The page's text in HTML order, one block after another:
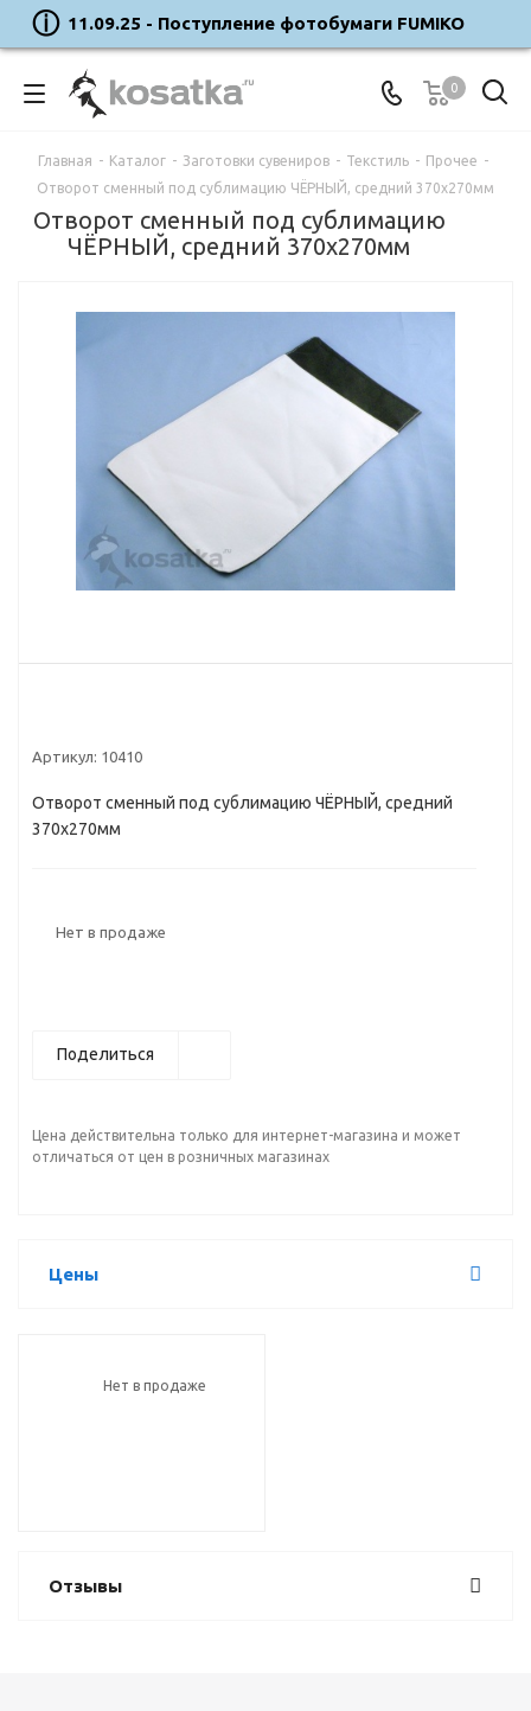
11.09.25 - Поступление фотобумаги FUMIKO
0
Главная - Каталог - Заготовки сувениров - Текстиль - Прочее -
Отворот сменный под сублимацию ЧЁРНЫЙ, средний 370х270мм
Отворот сменный под сублимацию
ЧЁРНЫЙ, средний 370х270мм
Артикул: 10410
Отворот сменный под сублимацию ЧЁРНЫЙ, средний
370х270мм
Нет в продаже
Поделиться
Цена действительна только для интернет-магазина и может
отличаться от цен в розничных магазинах
Цены
Нет в продаже
Отзывы